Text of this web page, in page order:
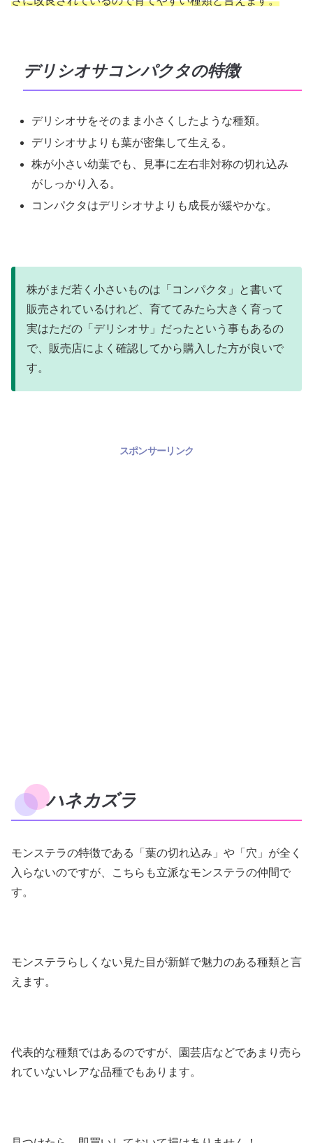
デリシオサコンパクタの特徴
デリシオサをそのまま小さくしたような種類。
デリシオサよりも葉が密集して生える。
株が小さい幼葉でも、見事に左右非対称の切れ込み
がしっかり入る。
コンパクタはデリシオサよりも成長が緩やかな。
株がまだ若く小さいものは「コンパクタ」と書いて
販売されているけれど、育ててみたら大きく育って
実はただの「デリシオサ」だったという事もあるの
で、販売店によく確認してから購入した方が良いで
す。
スポンサーリンク
ハネカズラ
モンステラの特徴である「葉の切れ込み」や「穴」が全く
入らないのですが、こちらも立派なモンステラの仲間で
す。
モンステラらしくない見た目が新鮮で魅力のある種類と言
えます。
代表的な種類ではあるのですが、園芸店などであまり売ら
れていないレアな品種でもあります。